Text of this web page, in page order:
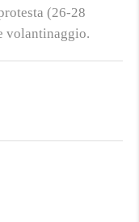
(26-28
volantinaggio.